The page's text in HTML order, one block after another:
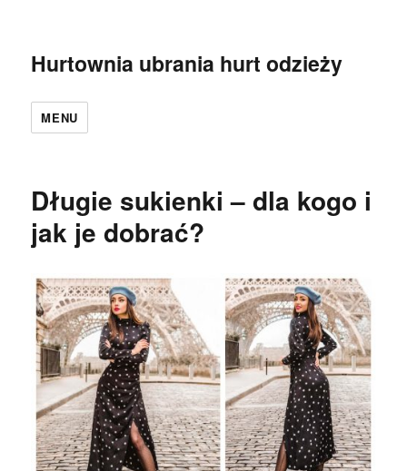
Hurtownia ubrania hurt odzieży
MENU
Długie sukienki – dla kogo i
jak je dobrać?